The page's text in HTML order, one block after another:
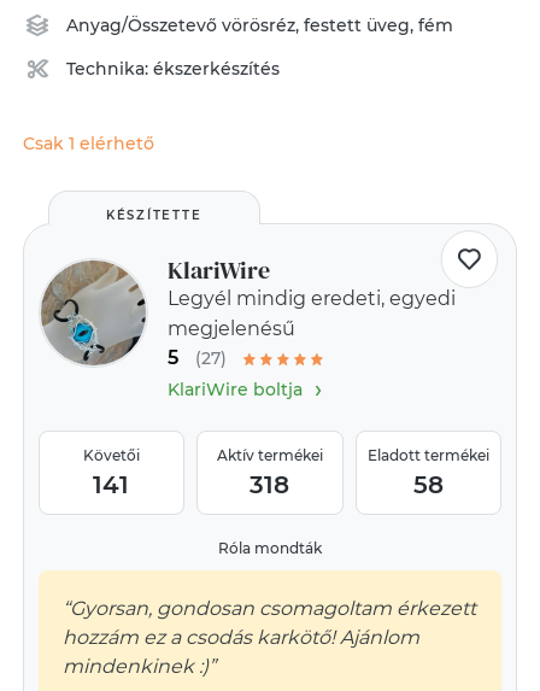
Anyag/Összetevővörösréz,festett üveg,fém
Technika:ékszerkészítés
Csak 1 elérhető
KÉSZÍTETTE
KlariWire
Legyél mindig eredeti, egyedi
megjelenésű
5
(27)
KlariWire boltja›
Követői
141
Aktív termékei
318
Eladott termékei
58
Róla mondták
“Gyorsan, gondosan csomagoltam érkezett
hozzám ez a csodás karkötő! Ajánlom
mindenkinek :)”